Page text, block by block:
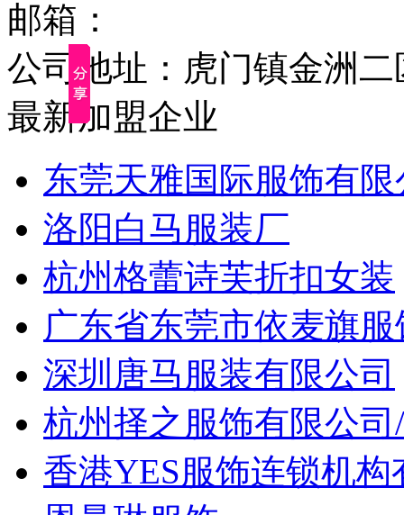
邮箱：
公司地址：虎门镇金洲二
最新加盟企业
东莞天雅国际服饰有限
洛阳白马服装厂
杭州格蕾诗芙折扣女装
广东省东莞市依麦旗
深圳唐马服装有限公司
杭州择之服饰有限公
香港YES服饰连锁机